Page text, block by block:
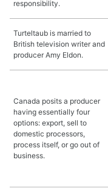
responsibility.
Turteltaub is married to
British television writer and
producer Amy Eldon.
Canada posits a producer
having essentially four
options: export, sell to
domestic processors,
process itself, or go out of
business.